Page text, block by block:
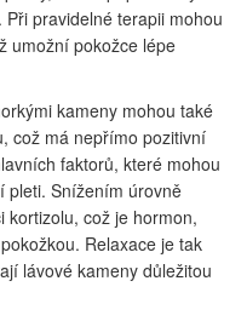
pravidelné terapii mohou
umožní pokožce lépe
kameny mohou také
což má nepřímo pozitivní
faktorů, které mohou
pleti. Snížením úrovně
kortizolu, což je hormon,
Relaxace je tak
lávové kameny důležitou